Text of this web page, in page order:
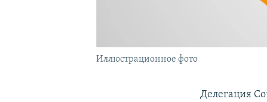
Иллюстрационное фото
Делегация